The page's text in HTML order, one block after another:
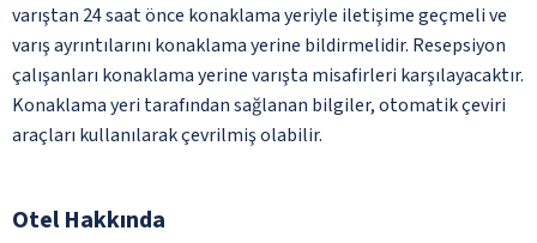
varıştan 24 saat önce konaklama yeriyle iletişime geçmeli ve
varış ayrıntılarını konaklama yerine bildirmelidir. Resepsiyon
çalışanları konaklama yerine varışta misafirleri karşılayacaktır.
Konaklama yeri tarafından sağlanan bilgiler, otomatik çeviri
araçları kullanılarak çevrilmiş olabilir.
Otel Hakkında